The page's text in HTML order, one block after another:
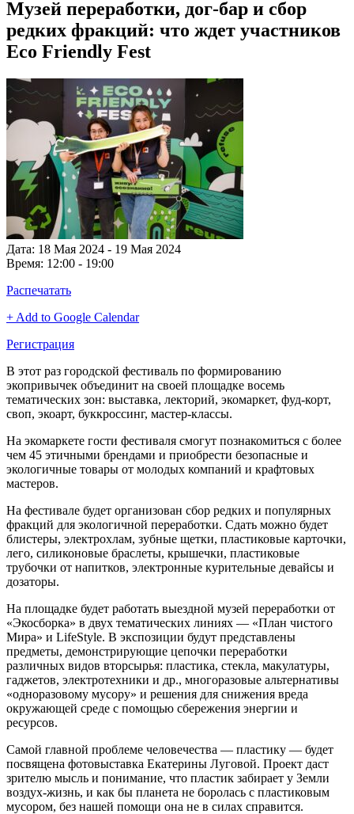
Музей переработки, дог-бар и сбор
редких фракций: что ждет участников
Eco Friendly Fest
Дата: 18 Мая 2024 - 19 Мая 2024
Время: 12:00 - 19:00
Распечатать
+ Add to Google Calendar
Регистрация
В этот раз городской фестиваль по формированию
экопривычек объединит на своей площадке восемь
тематических зон: выставка, лекторий, экомаркет, фуд-корт,
своп, экоарт, буккроссинг, мастер-классы.
На экомаркете гости фестиваля смогут познакомиться с более
чем 45 этичными брендами и приобрести безопасные и
экологичные товары от молодых компаний и крафтовых
мастеров.
На фестивале будет организован сбор редких и популярных
фракций для экологичной переработки. Сдать можно будет
блистеры, электрохлам, зубные щетки, пластиковые карточки,
лего, силиконовые браслеты, крышечки, пластиковые
трубочки от напитков, электронные курительные девайсы и
дозаторы.
На площадке будет работать выездной музей переработки от
«Экосборка» в двух тематических линиях — «План чистого
Мира» и LifeStyle. В экспозиции будут представлены
предметы, демонстрирующие цепочки переработки
различных видов вторсырья: пластика, стекла, макулатуры,
гаджетов, электротехники и др., многоразовые альтернативы
«одноразовому мусору» и решения для снижения вреда
окружающей среде с помощью сбережения энергии и
ресурсов.
Самой главной проблеме человечества — пластику — будет
посвящена фотовыставка Екатерины Луговой. Проект даст
зрителю мысль и понимание, что пластик забирает у Земли
воздух-жизнь, и как бы планета не боролась с пластиковым
мусором, без нашей помощи она не в силах справится.